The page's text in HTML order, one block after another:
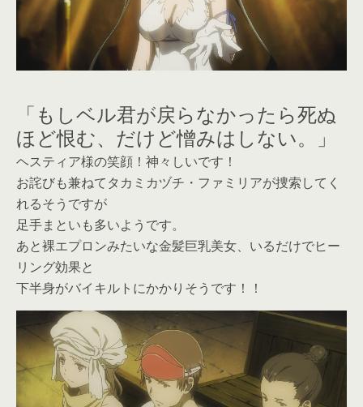
「もしベル君が戻らなかったら死ぬ
ほど恨む、だけど憎みはしない。」
ヘスティア様の笑顔！神々しいです！
お詫びも兼ねてタカミカヅチ・ファミリアが捜索してく
れるそうですが
足手まといも多いようです。
あと裸エプロンみたいな金髪巨乳美女、いるだけでヒー
リング効果と
下半身がバイキルトにかかりそうです！！